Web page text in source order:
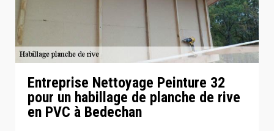
Entreprise Nettoyage Peinture 32
pour un habillage de planche de rive
en PVC à Bedechan